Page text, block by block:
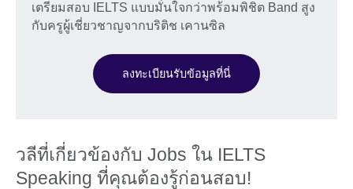
เตรียมสอบ IELTS แบบมั่นใจกว่าพร้อมพิชิต Band สูง
กับครูผู้เชี่ยวชาญจากบริติช เคานซิล
ลงทะเบียนรับข้อมูลที่นี่
วลีที่เกี่ยวข้องกับ Jobs ใน IELTS
Speaking ที่คุณต้องรู้ก่อนสอบ!